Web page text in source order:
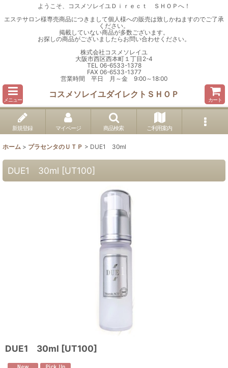
ようこそ、コスメソレイユＤｉｒｅｃｔ ＳＨＯＰへ！
エステサロン様専売商品につきまして個人様への販売は致しかねますのでご了承
ください。
掲載していない商品が多数ございます。
お探しの商品がございましたらお問い合わせください。
株式会社コスメソレイユ
大阪市西区西本町１丁目2-4
TEL 06-6533-1378
FAX 06-6533-1377
営業時間 平日 月～金 9:00～18:00
メニュー
コスメソレイユダイレクトＳＨＯＰ
カート
新規登録 マイページ 商品検索 ご利用案内
ホーム > プラセンタのＵＴＰ > DUE1 30ml
DUE1 30ml [UT100]
DUE1 30ml [UT100]